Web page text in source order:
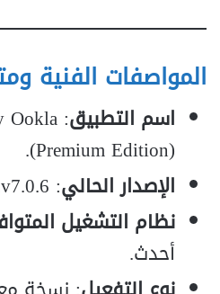
المواصفات الفنية
اسم التطبيق Ookla
(Premium Edition).
الإصدار الحالي: v7.0.6.
نظام التشغيل
أحدث.